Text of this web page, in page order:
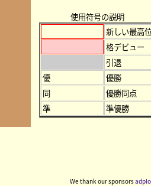
使用符号の説明
新しい最高
格デビュー
引退
優
優勝
同
優勝同点
準
準優勝
We thank our sponsors